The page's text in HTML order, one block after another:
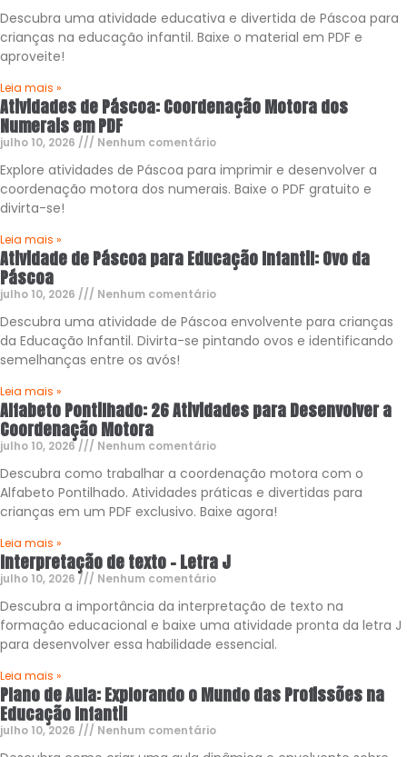
Descubra uma atividade educativa e divertida de Páscoa para
crianças na educação infantil. Baixe o material em PDF e
aproveite!
Leia mais »
Atividades de Páscoa: Coordenação Motora dos
Numerais em PDF
julho 10, 2026 Nenhum comentário
Explore atividades de Páscoa para imprimir e desenvolver a
coordenação motora dos numerais. Baixe o PDF gratuito e
divirta-se!
Leia mais »
Atividade de Páscoa para Educação Infantil: Ovo da
Páscoa
julho 10, 2026 Nenhum comentário
Descubra uma atividade de Páscoa envolvente para crianças
da Educação Infantil. Divirta-se pintando ovos e identificando
semelhanças entre os avós!
Leia mais »
Alfabeto Pontilhado: 26 Atividades para Desenvolver a
Coordenação Motora
julho 10, 2026 Nenhum comentário
Descubra como trabalhar a coordenação motora com o
Alfabeto Pontilhado. Atividades práticas e divertidas para
crianças em um PDF exclusivo. Baixe agora!
Leia mais »
Interpretação de texto – Letra J
julho 10, 2026 Nenhum comentário
Descubra a importância da interpretação de texto na
formação educacional e baixe uma atividade pronta da letra J
para desenvolver essa habilidade essencial.
Leia mais »
Plano de Aula: Explorando o Mundo das Profissões na
Educação Infantil
julho 10, 2026 Nenhum comentário